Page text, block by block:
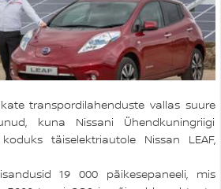
transpordilahenduste vallas suure
kuna Nissani Ühendkuningriigi
täiselektriautole Nissan LEAF,
19 000 päikesepaneeli, mis